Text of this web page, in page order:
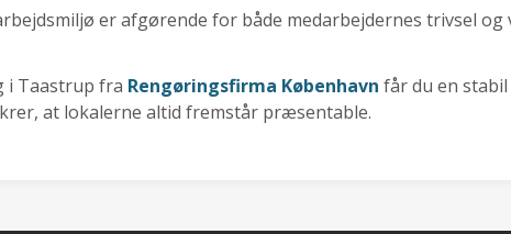
er afgørende for både medarbejdernes trivsel og
i Taastrup fra Rengøringsfirma København får du en
at lokalerne altid fremstår præsentable.